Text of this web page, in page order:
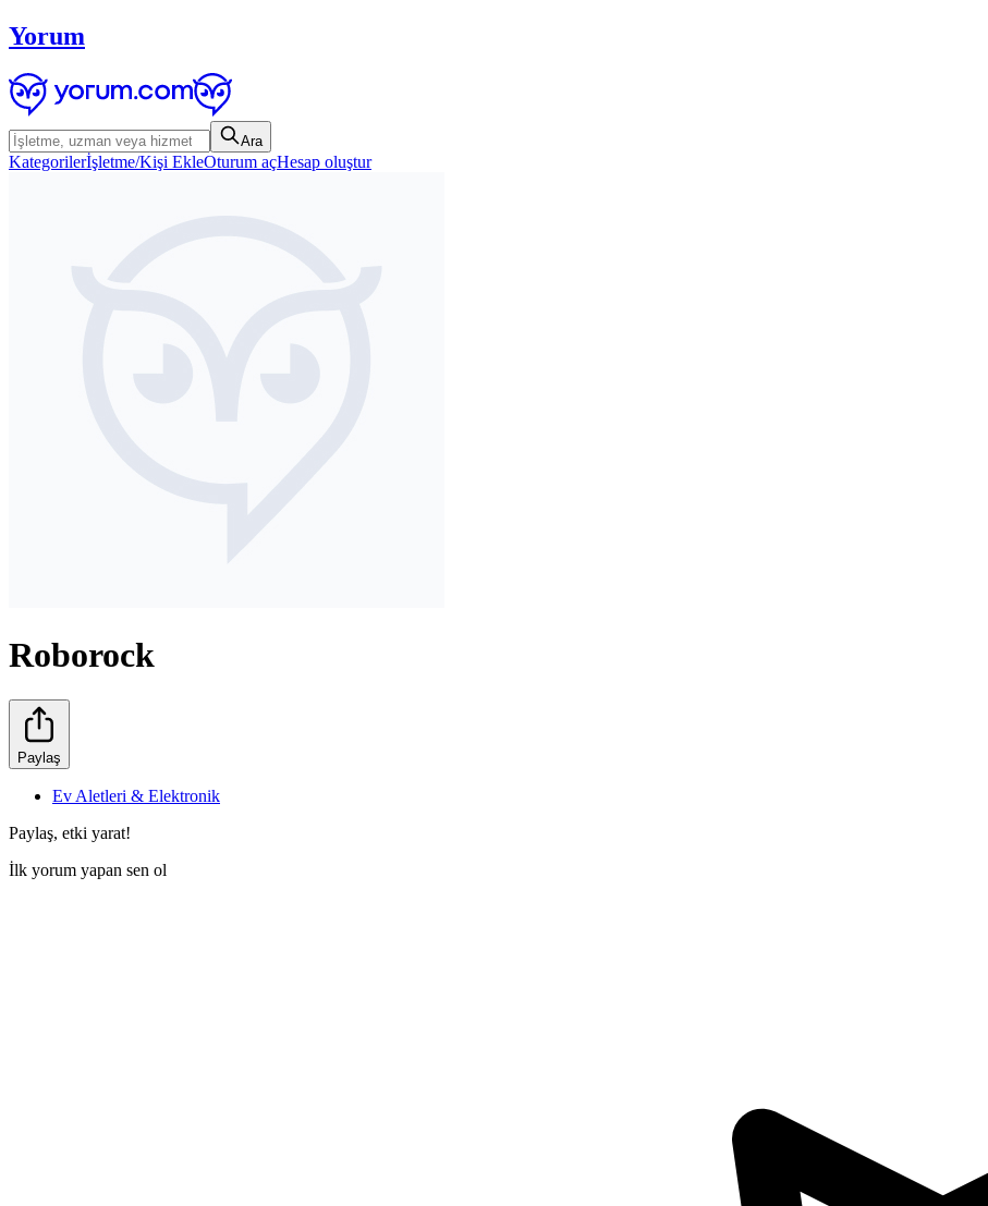
Yorum
Ara
Kategorilerİşletme/Kişi EkleOturum açHesap oluştur
Roborock
Paylaş
Ev Aletleri & Elektronik
Paylaş, etki yarat!
İlk yorum yapan sen ol